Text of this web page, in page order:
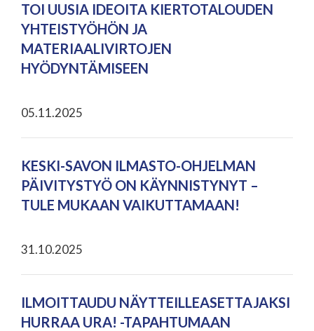
TOI UUSIA IDEOITA KIERTOTALOUDEN
YHTEISTYÖHÖN JA
MATERIAALIVIRTOJEN
HYÖDYNTÄMISEEN
05.11.2025
KESKI-SAVON ILMASTO-OHJELMAN
PÄIVITYSTYÖ ON KÄYNNISTYNYT –
TULE MUKAAN VAIKUTTAMAAN!
31.10.2025
ILMOITTAUDU NÄYTTEILLEASETTAJAKSI
HURRAA URA! -TAPAHTUMAAN